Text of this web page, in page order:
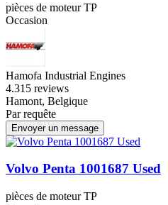
pièces de moteur TP
Occasion
Hamofa Industrial Engines
4.315 reviews
Hamont, Belgique
Par requête
Envoyer un message
Volvo Penta 1001687 Used
pièces de moteur TP